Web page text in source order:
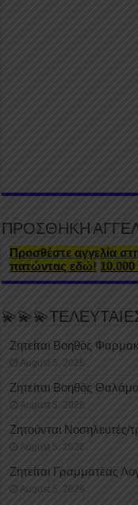
ΠΡΟΣΘΗΚΗ
Προσθέστε αγγελία
πατώντας εδώ!
Ζητείται Βοηθός
August 5, 2026
Ζητείται Βοηθός
August 5, 2026
Ζητούνται Νοσηλευτές/
August 5, 2026
Ζητείται Γραμματέας
August 5, 2026